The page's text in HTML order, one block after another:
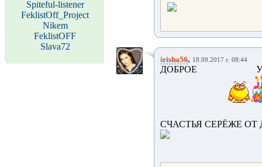
Spiteful-listener
FeklistOff_Project
Nikem
FeklistOFF
Slava72
irisha56, 18.09.2017 г. 08:44
ДОБРОЕ
СЧАСТЬЯ СЕРЁЖЕ